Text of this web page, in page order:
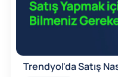
Trendyol'da Satış